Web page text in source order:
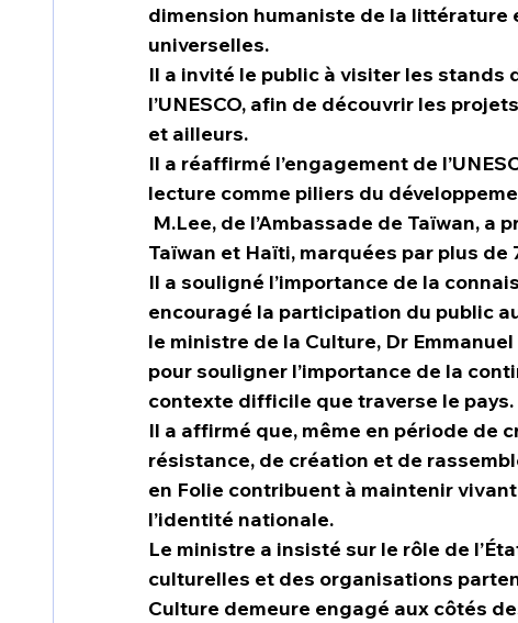
dimension humaniste de la littérature
universelles.
Il a invité le public à visiter les stands
l’UNESCO, afin de découvrir les
et ailleurs.
Il a réaffirmé l’engagement de
lecture comme piliers du
Taïwan et Haïti, marquées par plus
Il a souligné l’importance de la
encouragé la participation du public
le ministre de la Culture, Dr
pour souligner l’importance de la
contexte difficile que traverse le pays.
Il a affirmé que, même en période de
résistance, de création et de
en Folie contribuent à maintenir
l’identité nationale.
Le ministre a insisté sur le rôle de
culturelles et des organisations
Culture demeure engagé aux côtés